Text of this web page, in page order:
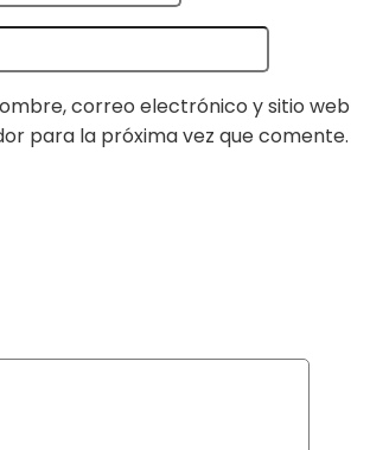
correo electrónico y sitio web
para la próxima vez que comente.